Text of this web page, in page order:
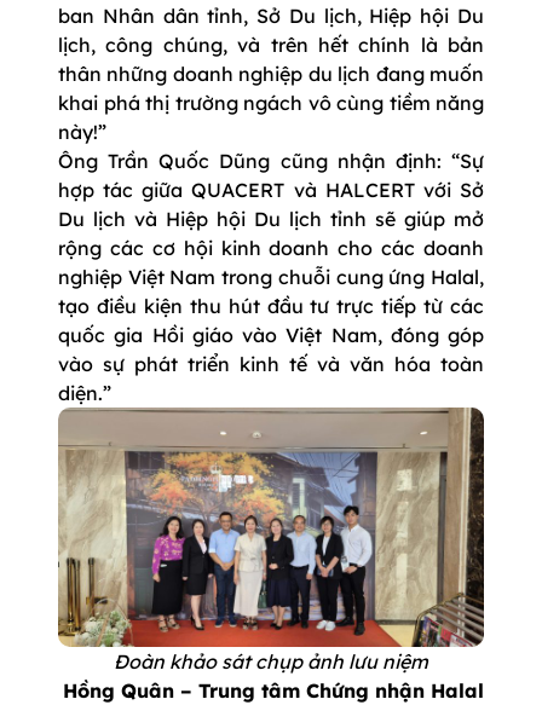
ban Nhân dân tỉnh, Sở Du lịch, Hiệp hội Du
lịch, công chúng, và trên hết chính là bản
thân những doanh nghiệp du lịch đang muốn
khai phá thị trường ngách vô cùng tiềm năng
này!”
Ông Trần Quốc Dũng cũng nhận định: “Sự
hợp tác giữa QUACERT và HALCERT với Sở
Du lịch và Hiệp hội Du lịch tỉnh sẽ giúp mở
rộng các cơ hội kinh doanh cho các doanh
nghiệp Việt Nam trong chuỗi cung ứng Halal,
tạo điều kiện thu hút đầu tư trực tiếp từ các
quốc gia Hồi giáo vào Việt Nam, đóng góp
vào sự phát triển kinh tế và văn hóa toàn
diện.”
Đoàn khảo sát chụp ảnh lưu niệm
Hồng Quân – Trung tâm Chứng nhận Halal